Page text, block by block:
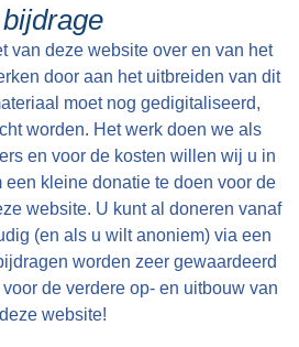
bijdrage
van deze website over en van het
door aan het uitbreiden van dit
moet nog gedigitaliseerd,
worden. Het werk doen we als
en voor de kosten willen wij u in
kleine donatie te doen voor de
website. U kunt al doneren vanaf
(en als u wilt anoniem) via een
worden zeer gewaardeerd
de verdere op- en uitbouw van
deze website!